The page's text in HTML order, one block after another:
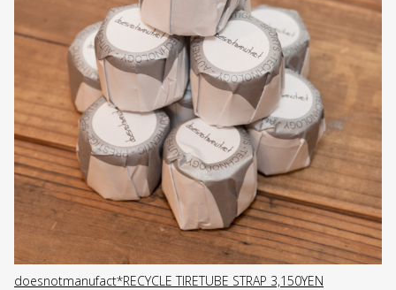
doesnotmanufact*RECYCLE TIRETUBE STRAP 3,150YEN